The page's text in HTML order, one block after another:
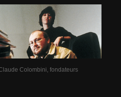
Colombini, fondateurs